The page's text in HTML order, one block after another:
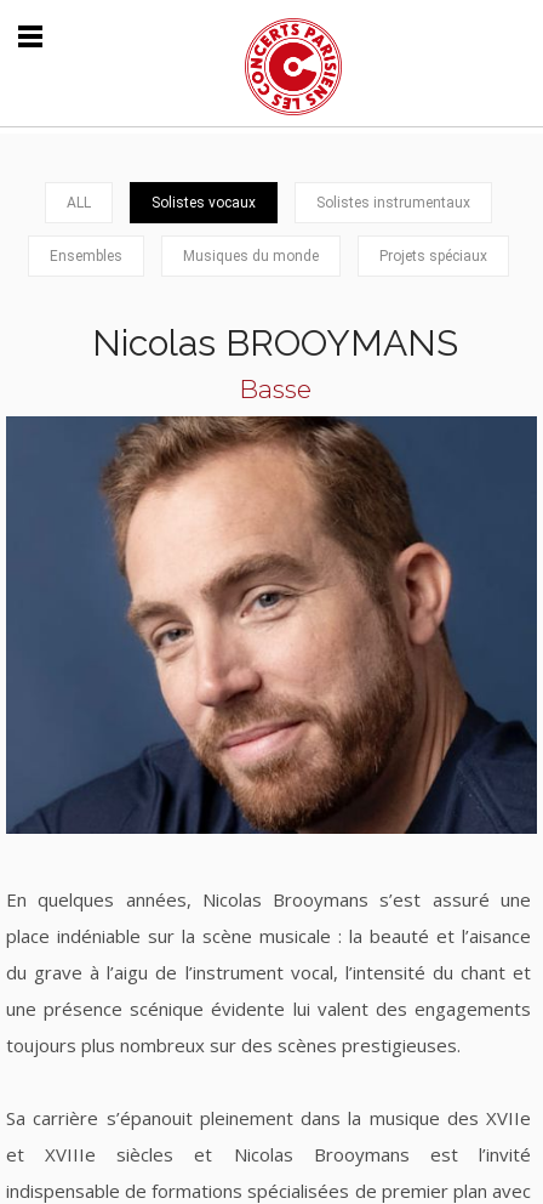
ALL Solistes vocaux Solistes instrumentaux
Ensembles Musiques du monde Projets spéciaux
Nicolas BROOYMANS
Basse
En quelques années, Nicolas Brooymans s’est assuré une
place indéniable sur la scène musicale : la beauté et l’aisance
du grave à l’aigu de l’instrument vocal, l’intensité du chant et
une présence scénique évidente lui valent des engagements
toujours plus nombreux sur des scènes prestigieuses.
Sa carrière s’épanouit pleinement dans la musique des XVIIe
et XVIIIe siècles et Nicolas Brooymans est l’invité
indispensable de formations spécialisées de premier plan avec